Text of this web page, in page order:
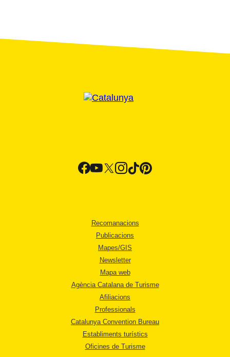
Recomanacions
Publicacions
Mapes/GIS
Newsletter
Mapa web
Agència Catalana de Turisme
Afiliacions
Professionals
Catalunya Convention Bureau
Establiments turístics
Oficines de Turisme